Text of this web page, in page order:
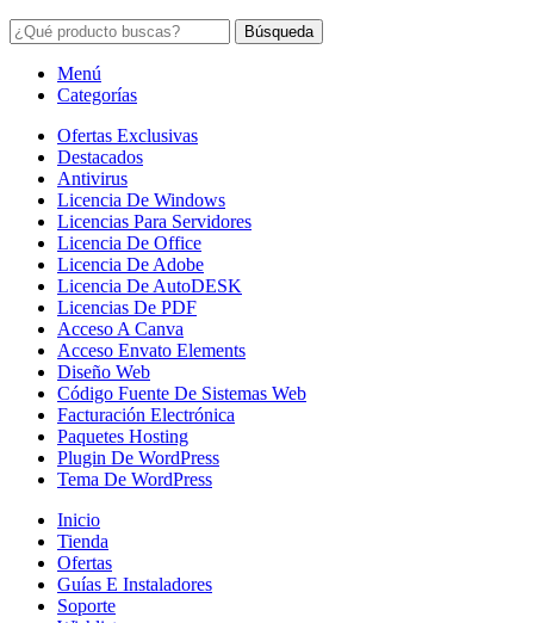
Búsqueda
Menú
Categorías
Ofertas Exclusivas
Destacados
Antivirus
Licencia De Windows
Licencias Para Servidores
Licencia De Office
Licencia De Adobe
Licencia De AutoDESK
Licencias De PDF
Acceso A Canva
Acceso Envato Elements
Diseño Web
Código Fuente De Sistemas Web
Facturación Electrónica
Paquetes Hosting
Plugin De WordPress
Tema De WordPress
Inicio
Tienda
Ofertas
Guías E Instaladores
Soporte